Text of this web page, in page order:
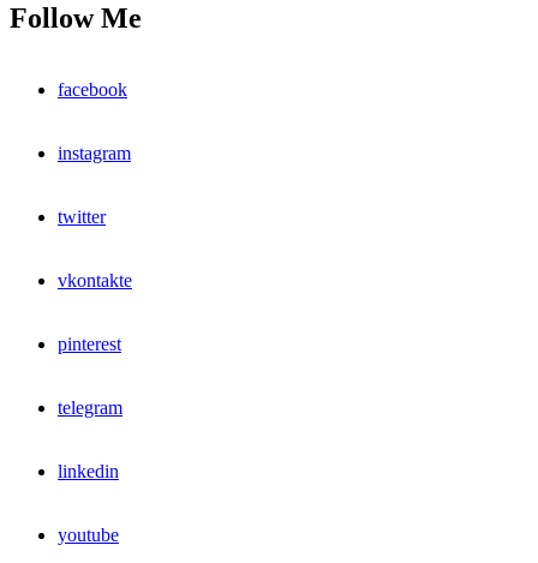
Follow Me
facebook
instagram
twitter
vkontakte
pinterest
telegram
linkedin
youtube